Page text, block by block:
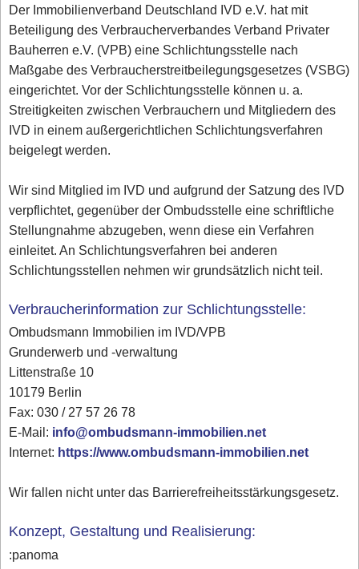
Der Immobilienverband Deutschland IVD e.V. hat mit
Beteiligung des Verbraucherverbandes Verband Privater
Bauherren e.V. (VPB) eine Schlichtungsstelle nach
Maßgabe des Verbraucherstreitbeilegungsgesetzes (VSBG)
eingerichtet. Vor der Schlichtungsstelle können u. a.
Streitigkeiten zwischen Verbrauchern und Mitgliedern des
IVD in einem außergerichtlichen Schlichtungsverfahren
beigelegt werden.
Wir sind Mitglied im IVD und aufgrund der Satzung des IVD
verpflichtet, gegenüber der Ombudsstelle eine schriftliche
Stellungnahme abzugeben, wenn diese ein Verfahren
einleitet. An Schlichtungsverfahren bei anderen
Schlichtungsstellen nehmen wir grundsätzlich nicht teil.
Verbraucherinformation zur Schlichtungsstelle:
Ombudsmann Immobilien im IVD/VPB
Grunderwerb und -verwaltung
Littenstraße 10
10179 Berlin
Fax: 030 / 27 57 26 78
E-Mail: info@ombudsmann-immobilien.net
Internet: https://www.ombudsmann-immobilien.net
Wir fallen nicht unter das Barrierefreiheitsstärkungsgesetz.
Konzept, Gestaltung und Realisierung:
:panoma